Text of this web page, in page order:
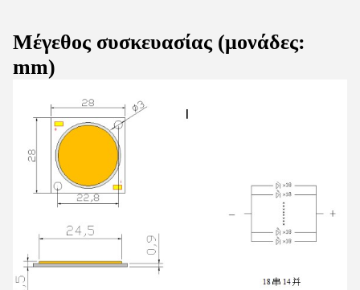
Μέγεθος συσκευασίας (μονάδες:
mm)